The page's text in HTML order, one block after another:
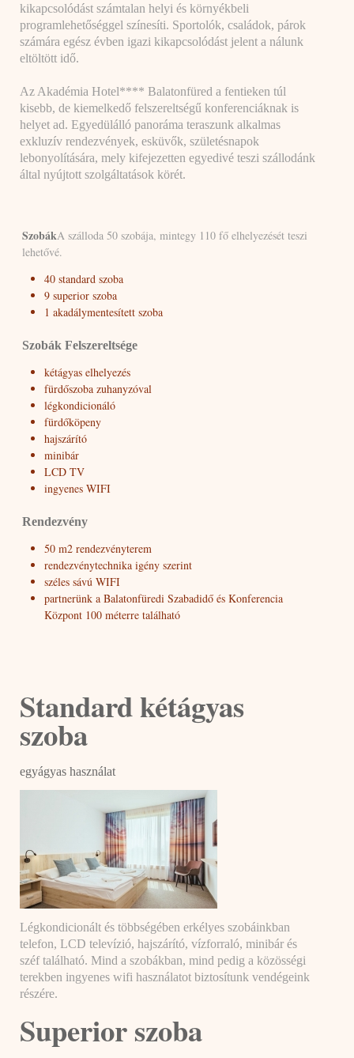
kikapcsolódást számtalan helyi és környékbeli
programlehetőséggel színesíti. Sportolók, családok, párok
számára egész évben igazi kikapcsolódást jelent a nálunk
eltöltött idő.
Az Akadémia Hotel**** Balatonfüred a fentieken túl
kisebb, de kiemelkedő felszereltségű konferenciáknak is
helyet ad. Egyedülálló panoráma teraszunk alkalmas
exkluzív rendezvények, esküvők, születésnapok
lebonyolítására, mely kifejezetten egyedivé teszi szállodánk
által nyújtott szolgáltatások körét.
SzobákA szálloda 50 szobája, mintegy 110 fő elhelyezését teszi
lehetővé.
40 standard szoba
9 superior szoba
1 akadálymentesített szoba
Szobák Felszereltsége
kétágyas elhelyezés
fürdőszoba zuhanyzóval
légkondicionáló
fürdőköpeny
hajszárító
minibár
LCD TV
ingyenes WIFI
Rendezvény
50 m2 rendezvényterem
rendezvénytechnika igény szerint
széles sávú WIFI
partnerünk a Balatonfüredi Szabadidő és Konferencia
Központ 100 méterre található
Standard kétágyas
szoba
egyágyas használat
Légkondicionált és többségében erkélyes szobáinkban
telefon, LCD televízió, hajszárító, vízforraló, minibár és
széf található. Mind a szobákban, mind pedig a közösségi
terekben ingyenes wifi használatot biztosítunk vendégeink
részére.
Superior szoba